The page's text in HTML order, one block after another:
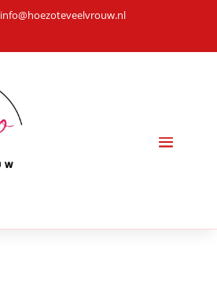
info@hoezoteveelvrouw.nl